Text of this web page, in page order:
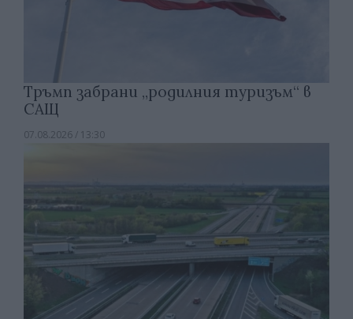
Тръмп забрани „родилния туризъм“ в
САЩ
07.08.2026 / 13:30